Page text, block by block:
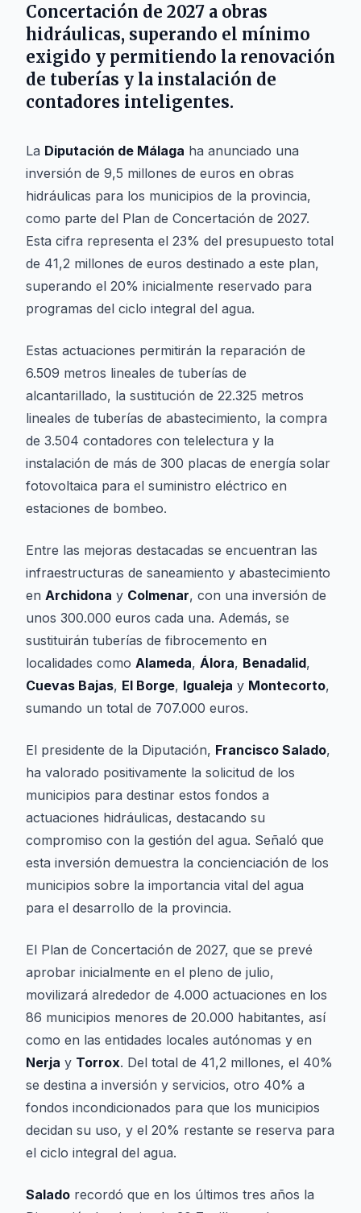
Concertación de 2027 a obras
hidráulicas, superando el mínimo
exigido y permitiendo la renovación
de tuberías y la instalación de
contadores inteligentes.
La Diputación de Málaga ha anunciado una
inversión de 9,5 millones de euros en obras
hidráulicas para los municipios de la provincia,
como parte del Plan de Concertación de 2027.
Esta cifra representa el 23% del presupuesto total
de 41,2 millones de euros destinado a este plan,
superando el 20% inicialmente reservado para
programas del ciclo integral del agua.
Estas actuaciones permitirán la reparación de
6.509 metros lineales de tuberías de
alcantarillado, la sustitución de 22.325 metros
lineales de tuberías de abastecimiento, la compra
de 3.504 contadores con telelectura y la
instalación de más de 300 placas de energía solar
fotovoltaica para el suministro eléctrico en
estaciones de bombeo.
Entre las mejoras destacadas se encuentran las
infraestructuras de saneamiento y abastecimiento
en Archidona y Colmenar, con una inversión de
unos 300.000 euros cada una. Además, se
sustituirán tuberías de fibrocemento en
localidades como Alameda, Álora, Benadalid,
Cuevas Bajas, El Borge, Igualeja y Montecorto,
sumando un total de 707.000 euros.
El presidente de la Diputación, Francisco Salado,
ha valorado positivamente la solicitud de los
municipios para destinar estos fondos a
actuaciones hidráulicas, destacando su
compromiso con la gestión del agua. Señaló que
esta inversión demuestra la concienciación de los
municipios sobre la importancia vital del agua
para el desarrollo de la provincia.
El Plan de Concertación de 2027, que se prevé
aprobar inicialmente en el pleno de julio,
movilizará alrededor de 4.000 actuaciones en los
86 municipios menores de 20.000 habitantes, así
como en las entidades locales autónomas y en
Nerja y Torrox. Del total de 41,2 millones, el 40%
se destina a inversión y servicios, otro 40% a
fondos incondicionados para que los municipios
decidan su uso, y el 20% restante se reserva para
el ciclo integral del agua.
Salado recordó que en los últimos tres años la